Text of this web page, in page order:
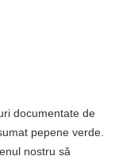
documentate de
pepene verde.
nostru să